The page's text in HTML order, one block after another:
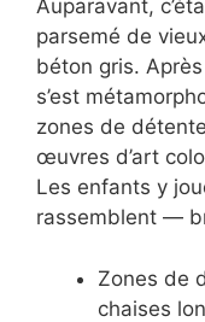
Auparavant,
parsemé de
béton gris.
s’est
zones de
œuvres d’art
Les enfants y
rassemblent —
Zones de
chaises